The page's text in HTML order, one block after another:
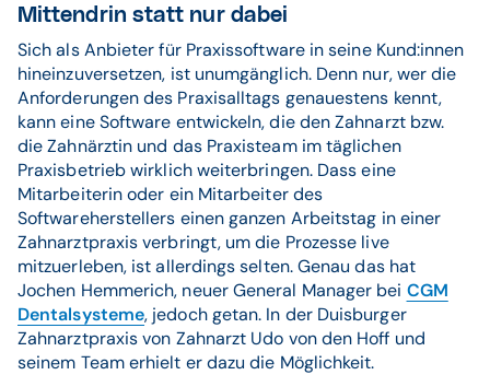
Mittendrin statt nur dabei
Sich als Anbieter für Praxissoftware in seine Kund:innen
hineinzuversetzen, ist unumgänglich. Denn nur, wer die
Anforderungen des Praxisalltags genauestens kennt,
kann eine Software entwickeln, die den Zahnarzt bzw.
die Zahnärztin und das Praxisteam im täglichen
Praxisbetrieb wirklich weiterbringen. Dass eine
Mitarbeiterin oder ein Mitarbeiter des
Softwareherstellers einen ganzen Arbeitstag in einer
Zahnarztpraxis verbringt, um die Prozesse live
mitzuerleben, ist allerdings selten. Genau das hat
Jochen Hemmerich, neuer General Manager bei CGM
Dentalsysteme, jedoch getan. In der Duisburger
Zahnarztpraxis von Zahnarzt Udo von den Hoff und
seinem Team erhielt er dazu die Möglichkeit.